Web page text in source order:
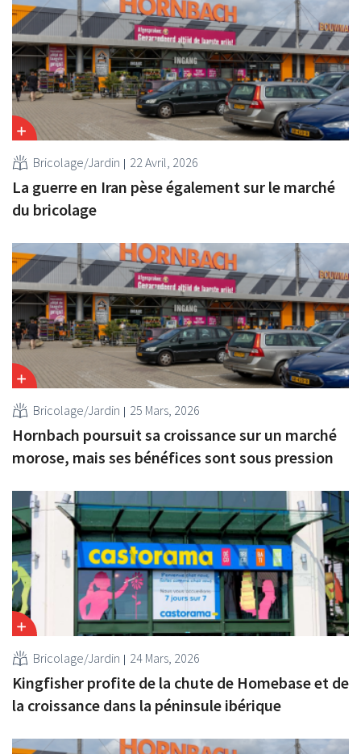
Bricolage/Jardin 22 Avril, 2026
La guerre en Iran pèse également sur le marché
du bricolage
Bricolage/Jardin 25 Mars, 2026
Hornbach poursuit sa croissance sur un marché
morose, mais ses bénéfices sont sous pression
Bricolage/Jardin 24 Mars, 2026
Kingfisher profite de la chute de Homebase et de
la croissance dans la péninsule ibérique